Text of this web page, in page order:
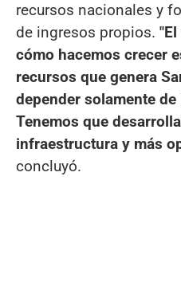
recursos nacionales y
de ingresos propios.
cómo hacemos crecer
recursos que genera
depender solamente
Tenemos que
infraestructura y más
concluyó.